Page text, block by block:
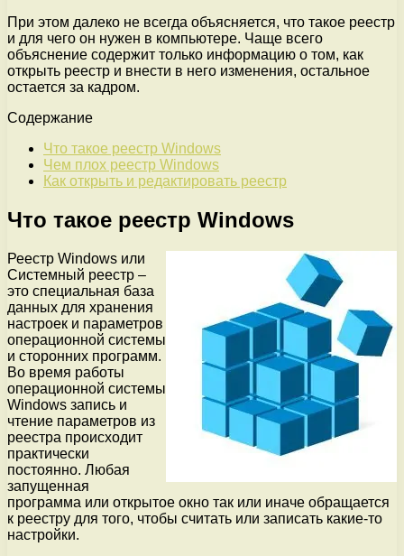
При этом далеко не всегда объясняется, что такое реестр
и для чего он нужен в компьютере. Чаще всего
объяснение содержит только информацию о том, как
открыть реестр и внести в него изменения, остальное
остается за кадром.
Содержание
Что такое реестр Windows
Чем плох реестр Windows
Как открыть и редактировать реестр
Что такое реестр Windows
Реестр Windows или
Системный реестр –
это специальная база
данных для хранения
настроек и параметров
операционной системы
и сторонних программ.
Во время работы
операционной системы
Windows запись и
чтение параметров из
реестра происходит
практически
постоянно. Любая
запущенная
программа или открытое окно так или иначе обращается
к реестру для того, чтобы считать или записать какие-то
настройки.